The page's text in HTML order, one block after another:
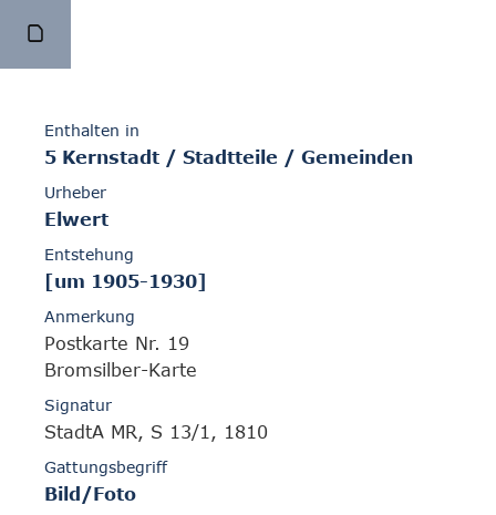
Enthalten in
5 Kernstadt / Stadtteile / Gemeinden
Urheber
Elwert
Entstehung
[um 1905-1930]
Anmerkung
Postkarte Nr. 19
Bromsilber-Karte
Signatur
StadtA MR, S 13/1, 1810
Gattungsbegriff
Bild/Foto